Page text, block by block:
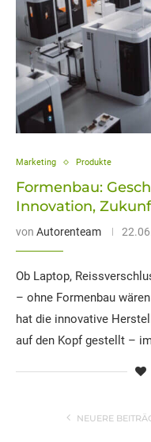
Marketing Produkte
Formenbau:
Innovation,
von Autorenteam
Ob Laptop,
– ohne Formenbau
hat die innovative
auf den Kopf gestellt –
NEUERE